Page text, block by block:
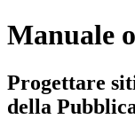
Manuale
Progettare
della